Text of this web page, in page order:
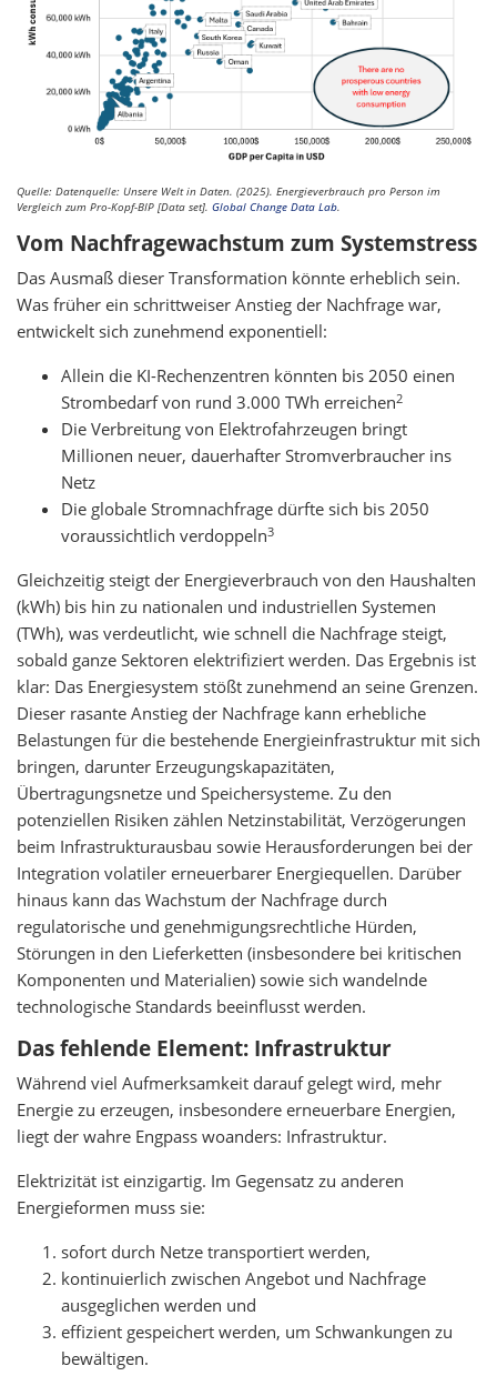
Quelle: Datenquelle: Unsere Welt in Daten. (2025). Energieverbrauch pro Person im
Vergleich zum Pro-Kopf-BIP [Data set]. Global Change Data Lab.
Vom Nachfragewachstum zum Systemstress
Das Ausmaß dieser Transformation könnte erheblich sein.
Was früher ein schrittweiser Anstieg der Nachfrage war,
entwickelt sich zunehmend exponentiell:
Allein die KI-Rechenzentren könnten bis 2050 einen
Strombedarf von rund 3.000 TWh erreichen2
Die Verbreitung von Elektrofahrzeugen bringt
Millionen neuer, dauerhafter Stromverbraucher ins
Netz
Die globale Stromnachfrage dürfte sich bis 2050
voraussichtlich verdoppeln3
Gleichzeitig steigt der Energieverbrauch von den Haushalten
(kWh) bis hin zu nationalen und industriellen Systemen
(TWh), was verdeutlicht, wie schnell die Nachfrage steigt,
sobald ganze Sektoren elektrifiziert werden. Das Ergebnis ist
klar: Das Energiesystem stößt zunehmend an seine Grenzen.
Dieser rasante Anstieg der Nachfrage kann erhebliche
Belastungen für die bestehende Energieinfrastruktur mit sich
bringen, darunter Erzeugungskapazitäten,
Übertragungsnetze und Speichersysteme. Zu den
potenziellen Risiken zählen Netzinstabilität, Verzögerungen
beim Infrastrukturausbau sowie Herausforderungen bei der
Integration volatiler erneuerbarer Energiequellen. Darüber
hinaus kann das Wachstum der Nachfrage durch
regulatorische und genehmigungsrechtliche Hürden,
Störungen in den Lieferketten (insbesondere bei kritischen
Komponenten und Materialien) sowie sich wandelnde
technologische Standards beeinflusst werden.
Das fehlende Element: Infrastruktur
Während viel Aufmerksamkeit darauf gelegt wird, mehr
Energie zu erzeugen, insbesondere erneuerbare Energien,
liegt der wahre Engpass woanders: Infrastruktur.
Elektrizität ist einzigartig. Im Gegensatz zu anderen
Energieformen muss sie:
sofort durch Netze transportiert werden,
kontinuierlich zwischen Angebot und Nachfrage
ausgeglichen werden und
effizient gespeichert werden, um Schwankungen zu
bewältigen.